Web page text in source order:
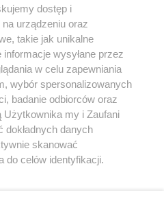
Instagram Youtube
dostęp i
urządzeniu oraz
takie jak unikalne
wysyłane przez
w celu zapewniania
wybór spersonalizowanych
badanie odbiorców oraz
Użytkownika my i Zaufani
danych
skanować
do celów identyfikacji.